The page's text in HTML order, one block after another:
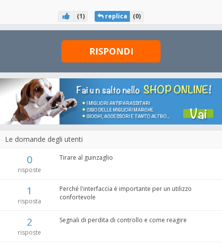
(1) replica (0)
RISPONDI
Le domande degli utenti
0
risposte
Tirare al guinzaglio
1
risposta
Perché l'interfaccia è importante per un utilizzo
confortevole
2
risposte
Segnali di perdita di controllo e come reagire